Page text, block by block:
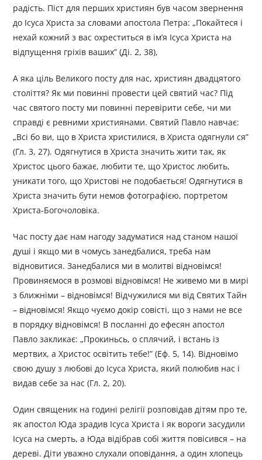
радість. Піст для перших християн був часом звернення
до Ісуса Христа за словами апостола Петра: „Покайтеся і
нехай кожний з вас охреститься в ім’я Ісуса Христа на
відпущення гріхів ваших” (Ді. 2, 38),
А яка ціль Великого посту для нас, християн двадцятого
століття? Як ми повинні провести цей святий час? Під
час святого посту ми повинні перевірити себе, чи ми
справді є ревними християнами. Святий Павло навчає:
„Bci бо ви, що в Христа христилися, в Христа одягнули ся”
(Гл. 3, 27). Одягнутися в Христа значить жити так, як
Христос цього бажає, любити те, що Христос любить,
уникати того, що Христові не подобається! Одягнутися в
Христа значить бути немов фотографією, портретом
Христа-Богочоловіка.
Час посту дає нам нагоду задуматися над станом нашої
душі і якщо ми в чомусь занедбалися, треба нам
відновитися. Занедбалися ми в молитві відновімся!
Провиняємося в розмові відновімся! Не живемо ми в мирі
з ближніми – відновімся! Відчужилися ми від Святих Тайн
– відновімся! Якщо чуємо докір совісті, що з нами не все
в порядку відновімся! В посланні до ефесян апостол
Павло закликає: „Прокиньсь, о сплячий, і встань із
мертвих, а Христос освітить тебе!” (Еф. 5, 14). Відновімо
свою душу з любові до Ісуса Христа, який полюбив нас і
видав себе за нас (Гл. 2, 20).
Один священик на годині релігії розповідав дітям про те,
як апостол Юда зрадив Ісуса Христа і як вороги засудили
Ісуса на смерть, а Юда відібрав собі життя повісився – на
дереві. Діти уважно слухали оповідання, а один хлопець